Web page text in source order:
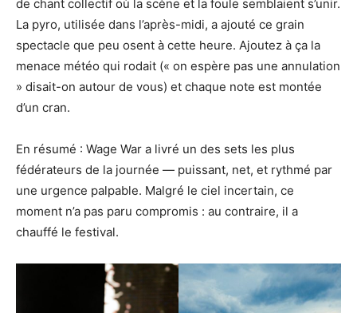
de chant collectif où la scène et la foule semblaient s’unir.
La pyro, utilisée dans l’après-midi, a ajouté ce grain
spectacle que peu osent à cette heure. Ajoutez à ça la
menace météo qui rodait (« on espère pas une annulation
» disait-on autour de vous) et chaque note est montée
d’un cran.
En résumé : Wage War a livré un des sets les plus
fédérateurs de la journée — puissant, net, et rythmé par
une urgence palpable. Malgré le ciel incertain, ce
moment n’a pas paru compromis : au contraire, il a
chauffé le festival.